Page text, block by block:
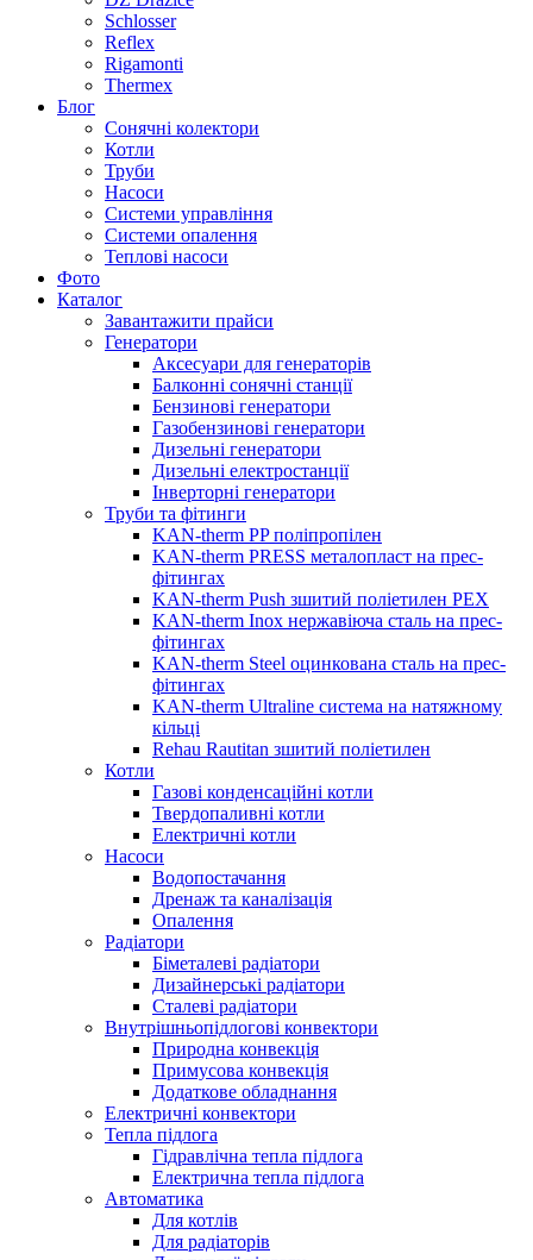
Schlosser
Reflex
Rigamonti
Thermex
Блог
Сонячні колектори
Котли
Труби
Насоси
Системи управління
Системи опалення
Теплові насоси
Фото
Каталог
Завантажити прайси
Генератори
Аксесуари для генераторів
Балконні сонячні станції
Бензинові генератори
Газобензинові генератори
Дизельні генератори
Дизельні електростанції
Інверторні генератори
Труби та фітинги
KAN-therm PP поліпропілен
KAN-therm PRESS металопласт на прес-
фітингах
KAN-therm Push зшитий поліетилен PEX
KAN-therm Inox нержавіюча сталь на прес-
фітингах
KAN-therm Steel оцинкована сталь на прес-
фітингах
KAN-therm Ultraline система на натяжному
кільці
Rehau Rautitan зшитий поліетилен
Котли
Газові конденсаційні котли
Твердопаливні котли
Електричні котли
Насоси
Водопостачання
Дренаж та каналізація
Опалення
Радіатори
Біметалеві радіатори
Дизайнерські радіатори
Сталеві радіатори
Внутрішньопідлогові конвектори
Природна конвекція
Примусова конвекція
Додаткове обладнання
Електричні конвектори
Тепла підлога
Гідравлічна тепла підлога
Електрична тепла підлога
Автоматика
Для котлів
Для радіаторів